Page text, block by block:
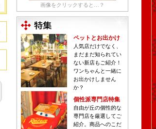
画像をクリックすると…？
ペットとお出かけ
人気店だけでなく、
まだまだ知られてい
ない新店もご紹介！
ワンちゃんと一緒に
お出かけしません
か？
個性派専門店特集
自由が丘の個性的な
専門店を厳選してご
紹介。商品へのこだ